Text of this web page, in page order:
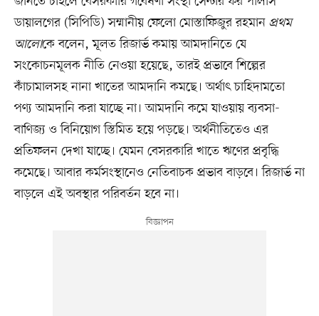
ডায়ালগের (সিপিডি) সম্মানীয় ফেলো মোস্তাফিজুর রহমান প্রথম
আলোকে বলেন, মূলত রিজার্ভ কমায় আমদানিতে যে
সংকোচনমূলক নীতি নেওয়া হয়েছে, তারই প্রভাবে শিল্পের
কাঁচামালসহ নানা খাতের আমদানি কমছে। অর্থাৎ চাহিদামতো
পণ্য আমদানি করা যাচ্ছে না। আমদানি কমে যাওয়ায় ব্যবসা-
বাণিজ্য ও বিনিয়োগ স্তিমিত হয়ে পড়ছে। অর্থনীতিতেও এর
প্রতিফলন দেখা যাচ্ছে। যেমন বেসরকারি খাতে ঋণের প্রবৃদ্ধি
কমেছে। আবার কর্মসংস্থানেও নেতিবাচক প্রভাব বাড়বে। রিজার্ভ না
বাড়লে এই অবস্থার পরিবর্তন হবে না।